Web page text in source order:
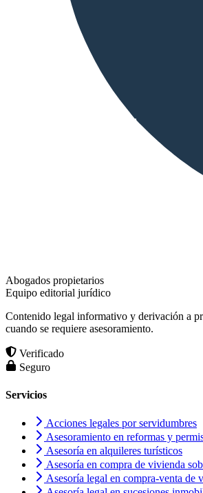
Abogados propietarios
Equipo editorial jurídico
Contenido legal informativo y derivación a
cuando se requiere asesoramiento.
Verificado
Seguro
Servicios
Acciones legales por servidumbres
Asesoramiento en reformas y
Asesoría en alquileres turísticos
Asesoría en compra de vivienda
Asesoría legal en compra-venta de